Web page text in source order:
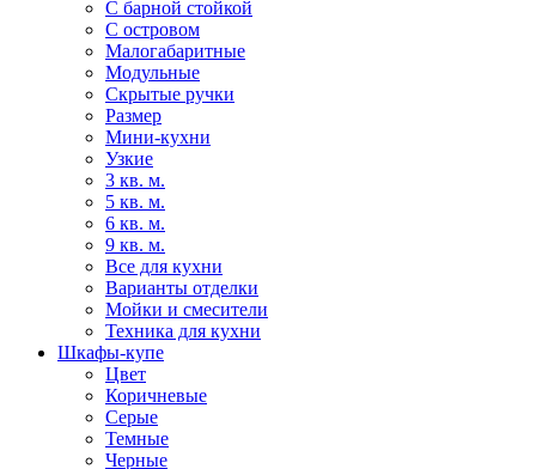
С барной стойкой
С островом
Малогабаритные
Модульные
Скрытые ручки
Размер
Мини-кухни
Узкие
3 кв. м.
5 кв. м.
6 кв. м.
9 кв. м.
Все для кухни
Варианты отделки
Мойки и смесители
Техника для кухни
Шкафы-купе
Цвет
Коричневые
Серые
Темные
Черные